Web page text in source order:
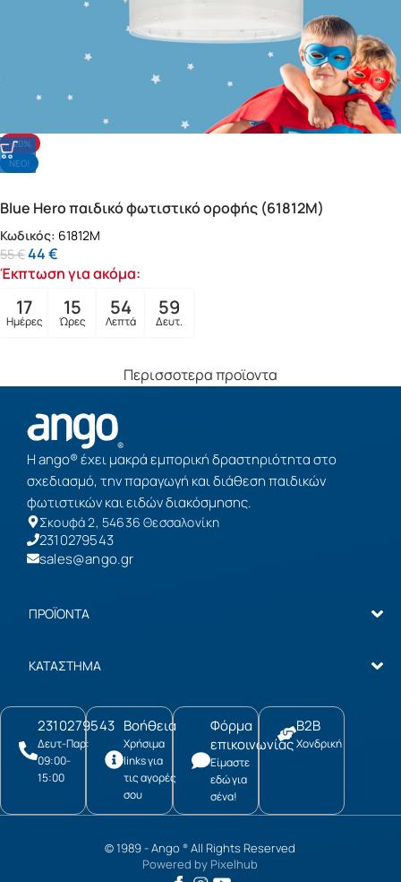
-20%
NΕΟ!
Blue Hero παιδικό φωτιστικό οροφής (61812M)
Κωδικός: 61812M
55€44€
Έκπτωση για ακόμα:
17
Ημέρες
15
Ώρες
54
Λεπτά
57
Δευτ.
Περισσοτερα προϊοντα
Η ango® έχει μακρά εμπορική δραστηριότητα στο
σχεδιασμό, την παραγωγή και διάθεση παιδικών
φωτιστικών και ειδών διακόσμησης.
Σκουφά 2, 54636 Θεσσαλονίκη
2310279543
sales@ango.gr
ΠΡΟΪΟΝΤΑ
ΚΑΤΑΣΤΗΜΑ
2310279543
Δευτ-Παρ:
09:00-
15:00
Βοήθεια
Χρήσιμα
links για
τις αγορές
σου
Φόρμα
επικοινωνίας
Είμαστε
εδώ για
σένα!
B2B
Χονδρική
© 1989 -Ango® All Rights Reserved
Powered by Pixelhub